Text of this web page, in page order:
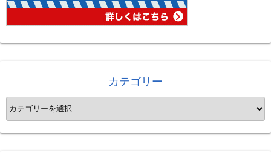
カテゴリー
カ
テ
ゴ